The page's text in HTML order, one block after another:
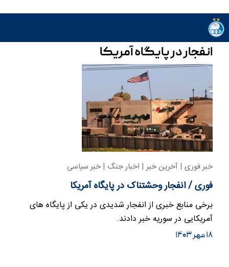
انفجار در پایگاه آمریکا
خبر فوری | آخرین خبر | اخبار جنگ | خبر سیاسی
فوری / انفجار وحشتناک در پایگاه آمریکا
برخی منابع خبری از انفجار شدیدی در یکی از پایگاه های
آمریکایی در سوریه خبر دادند.
۱۸ مهر ۱۴۰۳